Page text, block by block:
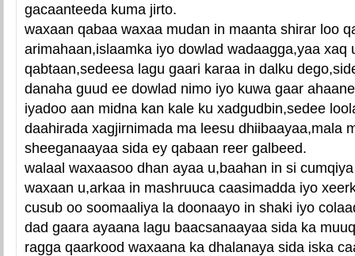
gacaanteeda kuma jirto.
waxaan qabaa waxaa mudan in maanta shirar loo
arimahaan,islaamka iyo dowlad wadaagga,yaa xaq
qabtaan,sedeesa lagu gaari karaa in dalku
danaha guud ee dowlad nimo iyo kuwa gaar
iyadoo aan midna kan kale ku xadgudbin,sedee
daahirada xagjirnimada ma leesu dhiibaayaa,mala
sheeganaayaa sida ey qabaan reer galbeed.
walaal waxaasoo dhan ayaa u,baahan in si
waxaan u,arkaa in mashruuca caasimadda iyo
cusub oo soomaaliya la doonaayo in shaki iyo
dad gaara ayaana lagu baacsanaayaa sida ka
ragga qaarkood waxaana ka dhalanaya sida iska